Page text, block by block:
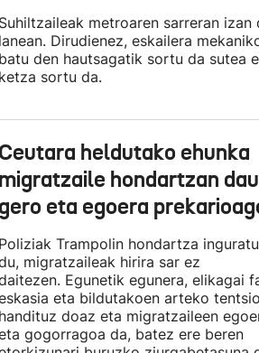
metroaren sarreran izan
Dirudienez, eskailera
den hautsagatik sortu da sutea
sortu da.
heldutako ehunka
hondartzan
eta egoera
Trampolin hondartza
migratzaileak hirira sar ez
Egunetik egunera, elikagai
eta bildutakoen arteko
doaz eta migratzaileen
gogorragoa da, batez ere beren